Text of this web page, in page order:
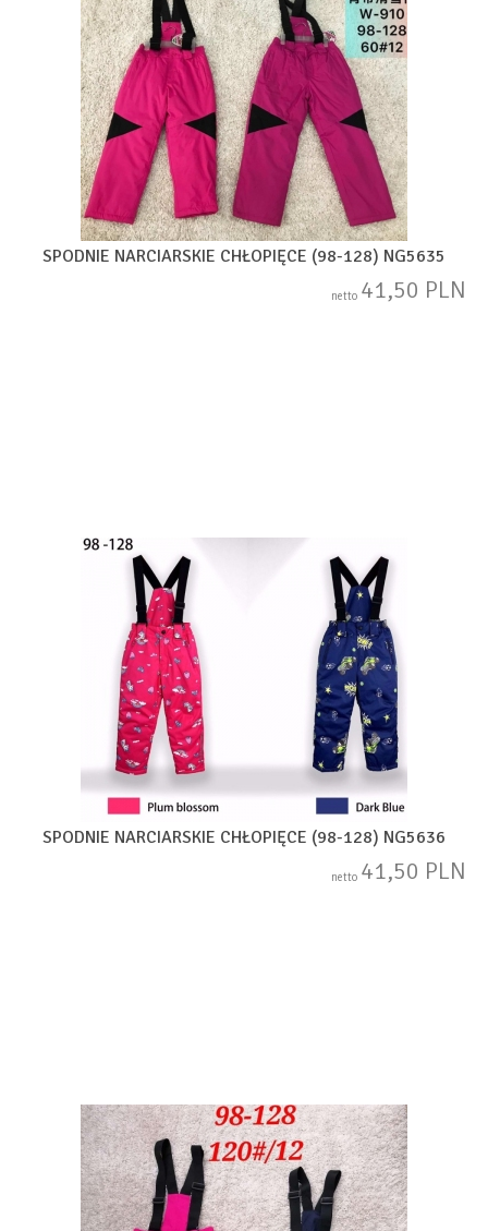
SPODNIE NARCIARSKIE CHŁOPIĘCE (98-128) NG5635
netto 41,50 PLN
SPODNIE NARCIARSKIE CHŁOPIĘCE (98-128) NG5636
netto 41,50 PLN